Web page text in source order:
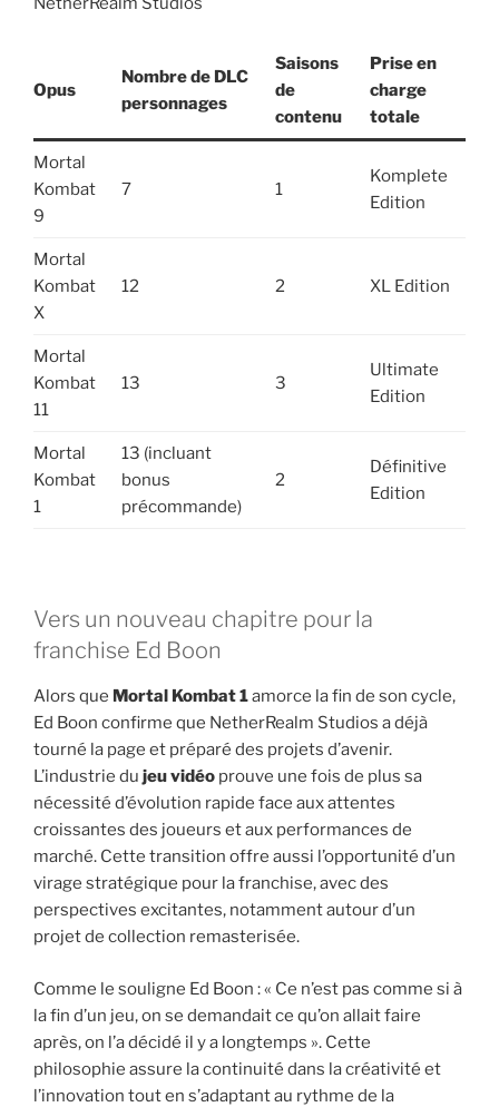
Opus
Nombre de DLC
personnages
Saisons
de
contenu
Prise en
charge
totale
Mortal
Kombat
9
7 1
Komplete
Edition
Mortal
Kombat
X
12 2 XL Edition
Mortal
Kombat
11
13 3
Ultimate
Edition
Mortal
Kombat
1
13 (incluant
bonus
précommande)
2
Définitive
Edition
Vers un nouveau chapitre pour la
franchise Ed Boon
Alors que Mortal Kombat 1amorce la fin de son cycle,
Ed Boon confirme que NetherRealm Studios a déjà
tourné la page et préparé des projets d’avenir.
L’industrie du jeu vidéo prouve une fois de plus sa
nécessité d’évolution rapide face aux attentes
croissantes des joueurs et aux performances de
marché. Cette transition offre aussi l’opportunité d’un
virage stratégique pour la franchise, avec des
perspectives excitantes, notamment autour d’un
projet de collection remasterisée.
Comme le souligne Ed Boon : « Ce n’est pas comme si à
la fin d’un jeu, on se demandait ce qu’on allait faire
après, on l’a décidé il y a longtemps ». Cette
philosophie assure la continuité dans la créativité et
l’innovation tout en s’adaptant au rythme de la